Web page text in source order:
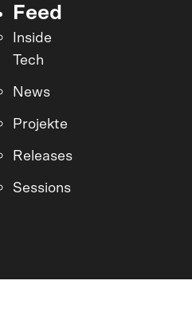
Feed
Inside
Tech
News
Projekte
Releases
Sessions